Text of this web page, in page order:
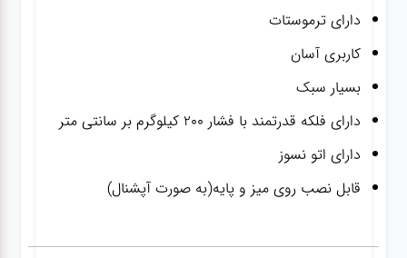
دارای ترموستات
کاربری آسان
بسیار سبک
دارای فلکه قدرتمند با فشار 200 کیلوگرم بر سانتی متر
دارای اتو نسوز
قابل نصب روی میز و پایه(به صورت آپشنال)